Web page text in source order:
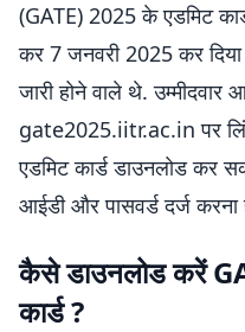
(GATE) 2025 के एडमिट
कर 7 जनवरी 2025 कर
जारी होने वाले थे. उम्मीदवार
gate2025.iitr.ac.in पर
एडमिट कार्ड डाउनलोड कर
आईडी और पासवर्ड दर्ज करना
कैसे डाउनलोड करें
कार्ड ?